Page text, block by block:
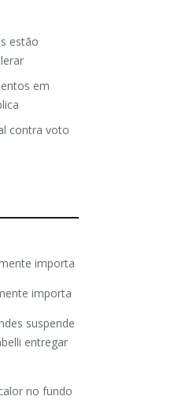
estão
em
contra voto
importa
importa
suspende
entregar
no fundo